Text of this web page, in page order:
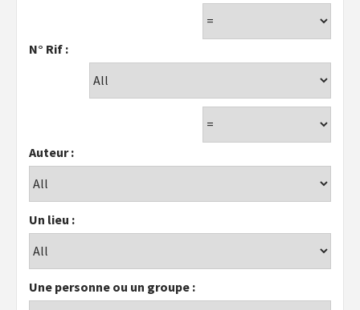
N° Rif :
Auteur :
Un lieu :
Une personne ou un groupe :